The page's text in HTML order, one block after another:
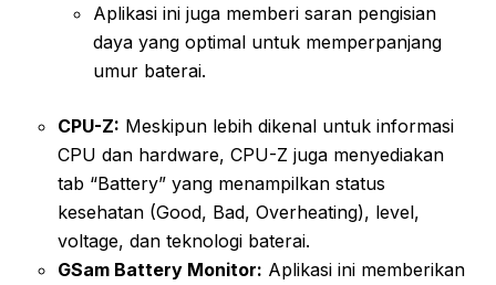
Aplikasi ini juga memberi saran pengisian
daya yang optimal untuk memperpanjang
umur baterai.
CPU-Z: Meskipun lebih dikenal untuk informasi
CPU dan hardware, CPU-Z juga menyediakan
tab “Battery” yang menampilkan status
kesehatan (Good, Bad, Overheating), level,
voltage, dan teknologi baterai.
GSam Battery Monitor: Aplikasi ini memberikan